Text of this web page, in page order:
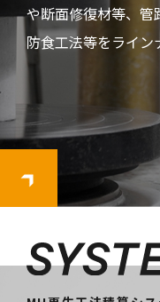
や断面修復材等、管
防食工法等をライン